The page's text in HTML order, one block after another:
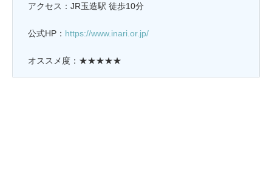
アクセス：JR玉造駅 徒歩10分
公式HP： https://www.inari.or.jp/
オススメ度：★★★★★